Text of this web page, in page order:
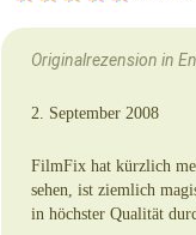
Originalrezension in
2. September 2008
FilmFix hat kürzlich
sehen, ist ziemlich
in höchster Qualität